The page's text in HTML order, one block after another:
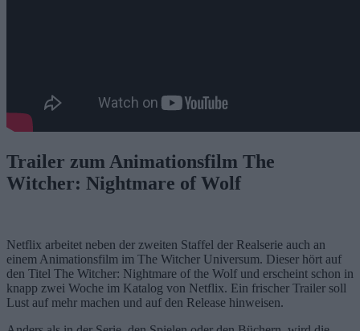
Trailer zum Animationsfilm The
Witcher: Nightmare of Wolf
Netflix arbeitet neben der zweiten Staffel der Realserie auch an
einem Animationsfilm im The Witcher Universum. Dieser hört auf
den Titel The Witcher: Nightmare of the Wolf und erscheint schon in
knapp zwei Woche im Katalog von Netflix. Ein frischer Trailer soll
Lust auf mehr machen und auf den Release hinweisen.